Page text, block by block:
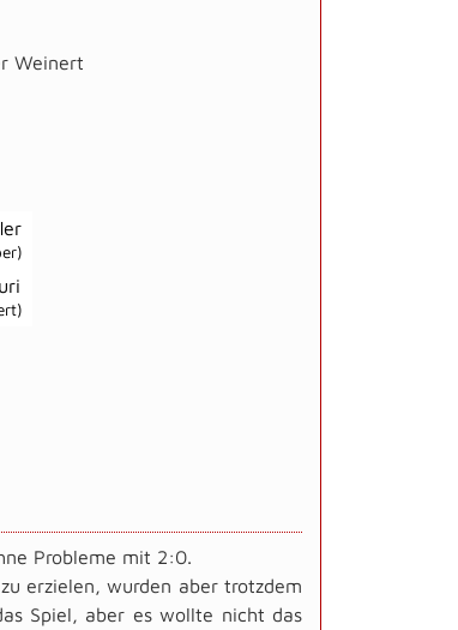
Weinert
Probleme mit 2:0.
erzielen, wurden aber trotzdem
Spiel, aber es wollte nicht das